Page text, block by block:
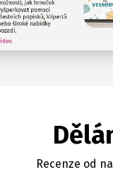
Recenze od